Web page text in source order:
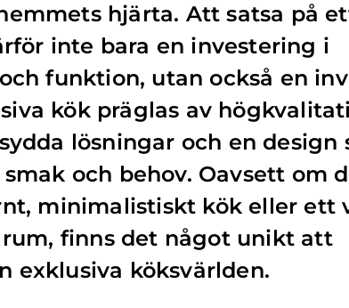
hjärta. Att satsa på
inte bara en investering i
funktion, utan också en
kök präglas av
lösningar och en design
och behov. Oavsett om
minimalistiskt kök eller ett
finns det något unikt att
exklusiva köksvärlden.